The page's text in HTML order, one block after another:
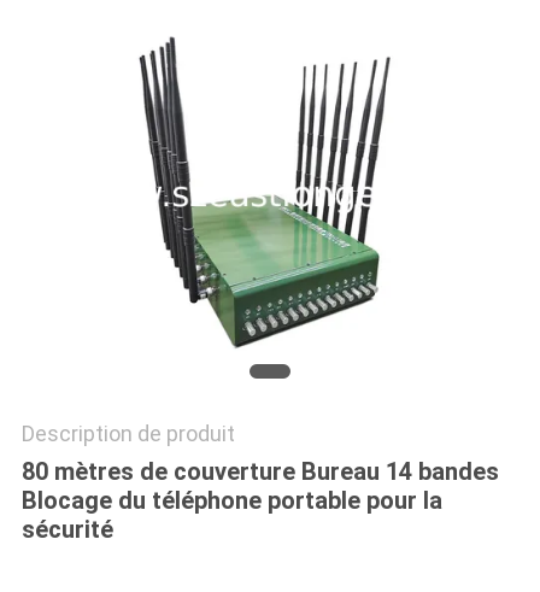
NOUVELLES
DEMANDER
PRIVACY
POLICY
Description de produit
80 mètres de couverture Bureau 14 bandes
Blocage du téléphone portable pour la
sécurité